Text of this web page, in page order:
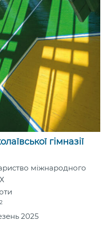
гімназії
міжнародного
2
2025